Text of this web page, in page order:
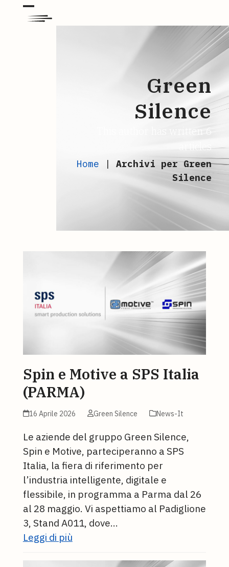
Open
Close
Green
Silence
This author has written 6
articles
Home |Archivi per Green
Silence
Spin e Motive a SPS Italia
(PARMA)
16 Aprile 2026 Green Silence News-It
Le aziende del gruppo Green Silence,
Spin e Motive, parteciperanno a SPS
Italia, la fiera di riferimento per
l’industria intelligente, digitale e
flessibile, in programma a Parma dal 26
al 28 maggio. Vi aspettiamo al Padiglione
3, Stand A011, dove…
Leggi di più